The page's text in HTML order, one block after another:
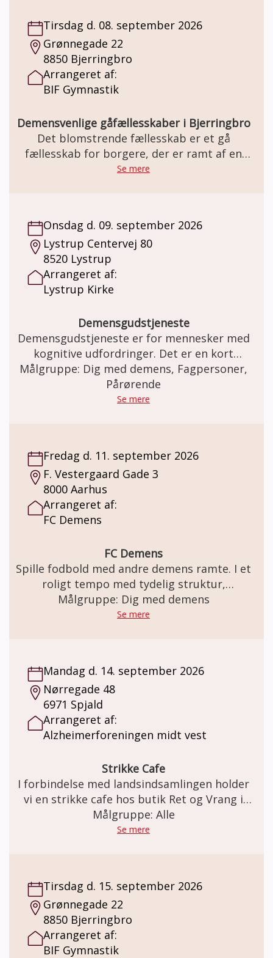
Tirsdag d. 08. september 2026
Grønnegade 22
8850 Bjerringbro
Arrangeret af:
BIF Gymnastik
Demensvenlige gåfællesskaber i Bjerringbro
Det blomstrende fællesskab er et gå
fællesskab for borgere, der er ramt af en
demens sygdom, og deres
Se mere
Onsdag d. 09. september 2026
Lystrup Centervej 80
8520 Lystrup
Arrangeret af:
Lystrup Kirke
Demensgudstjeneste
Demensgudstjeneste er for mennesker med
kognitive udfordringer. Det er en kort
gudstjeneste med enkelhed og genkendelse
og nærvær. Pårørende er også velkomne.
Målgruppe: Dig med demens, Fagpersoner,
Pårørende
Se mere
Fredag d. 11. september 2026
F. Vestergaard Gade 3
8000 Aarhus
Arrangeret af:
FC Demens
FC Demens
Spille fodbold med andre demens ramte. I et
roligt tempo med tydelig struktur,
gentagelser, tålmodighed og omsorg. Kom
og være med når FC Demens træner fodbold
fodboldspiller eller aldrig har haft
fodboldstøvlerne på før.
Målgruppe: Dig med demens
Se mere
Mandag d. 14. september 2026
Nørregade 48
6971 Spjald
Arrangeret af:
Alzheimerforeningen midt vest
Strikke Cafe
I forbindelse med landsindsamlingen holder
vi en strikke cafe hos butik Ret og Vrang i
, kage og snak. Der vil også være mulighed
Målgruppe: Alle
Se mere
Tirsdag d. 15. september 2026
Grønnegade 22
8850 Bjerringbro
Arrangeret af:
BIF Gymnastik